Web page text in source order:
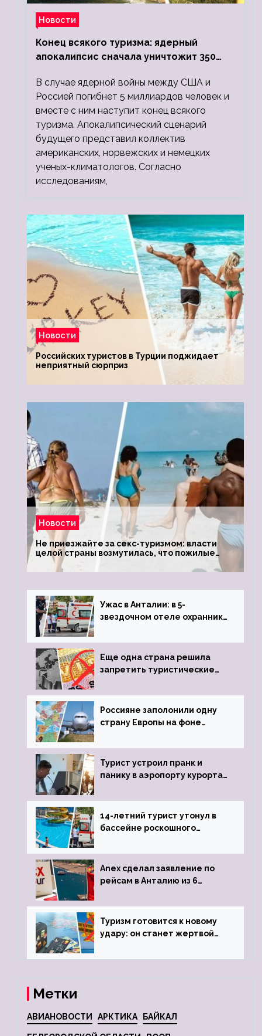
Новости
Конец всякого туризма: ядерный
апокалипсис сначала уничтожит 350
людей
В случае ядерной войны между США и
Россией погибнет 5 миллиардов человек и
вместе с ним наступит конец всякого
туризма. Апокалипсический сценарий
будущего представил коллектив
американских, норвежских и немецких
ученых-климатологов. Согласно
исследованиям,
Новости
Российских туристов в Турции поджидает
неприятный сюрприз
Новости
Не приезжайте за секс-туризмом: власти
целой страны возмутилась, что пожилые
туристки массово едут к ним, чтобы
обзавестись молодыми любовниками
Ужас в Анталии: в 5-
звездочном отеле охранник
пистолета
Еще одна страна решила
запретить туристические
Россияне заполонили одну
страну Европы на фоне
виз
Турист устроил пранк и
панику в аэропорту курорта,
задержке рейса
14-летний турист утонул в
бассейне роскошного
Anex сделал заявление по
рейсам в Анталию из 6
Туризм готовится к новому
удару: он станет жертвой
Метки
АВИАНОВОСТИ АРКТИКА БАЙКАЛ